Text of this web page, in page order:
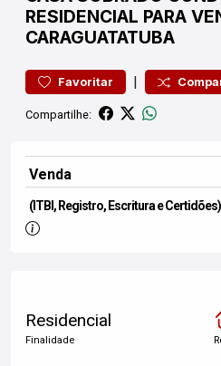
RESIDENCIAL PARA
CARAGUATATUBA
Favoritar |
Compartilhe:
Venda
(ITBI, Registro, Escritura e Certidões)
Residencial
Finalidade